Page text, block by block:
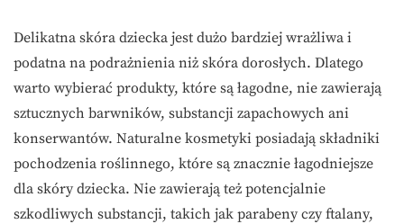
Delikatna skóra dziecka jest dużo bardziej wrażliwa i
podatna na podrażnienia niż skóra dorosłych. Dlatego
warto wybierać produkty, które są łagodne, nie zawierają
sztucznych barwników, substancji zapachowych ani
konserwantów. Naturalne kosmetyki posiadają składniki
pochodzenia roślinnego, które są znacznie łagodniejsze
dla skóry dziecka. Nie zawierają też potencjalnie
szkodliwych substancji, takich jak parabeny czy ftalany,